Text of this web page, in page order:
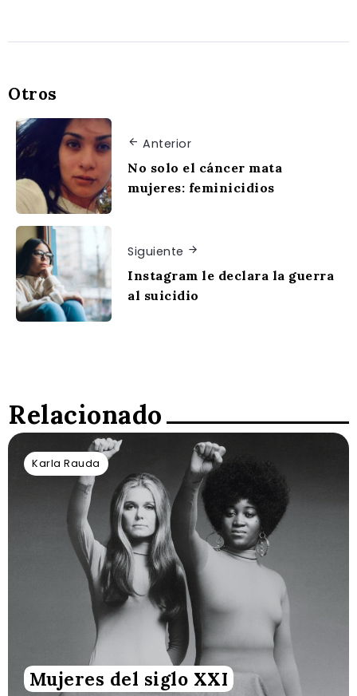
Otros
Anterior
No solo el cáncer mata
mujeres: feminicidios
Siguiente
Instagram le declara la guerra
al suicidio
Relacionado
Karla Rauda
Mujeres del siglo XXI